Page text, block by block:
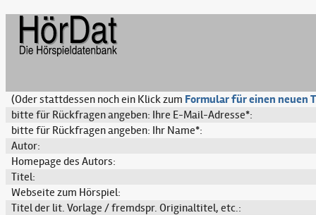
(Oder stattdessen noch ein Klick zum Formular für einen neuen
bitte für Rückfragen angeben: Ihre E-Mail-Adresse*:
bitte für Rückfragen angeben: Ihr Name*:
Autor:
Homepage des Autors:
Titel:
Webseite zum Hörspiel:
Titel der lit. Vorlage / fremdspr. Originaltitel, etc.: